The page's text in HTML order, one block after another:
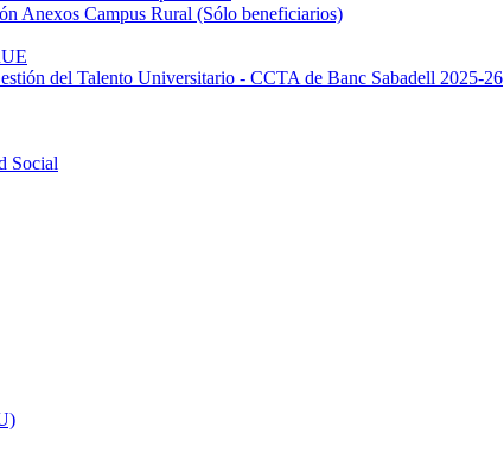
Anexos Campus Rural (Sólo beneficiarios)
del Talento Universitario - CCTA de Banc Sabadell 2025-26
Social